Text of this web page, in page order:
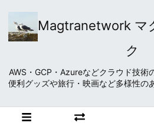
Magtranetwork マ
ク
AWS・GCP・Azureなどクラウド技術
便利グッズや旅行・映画など多様性の